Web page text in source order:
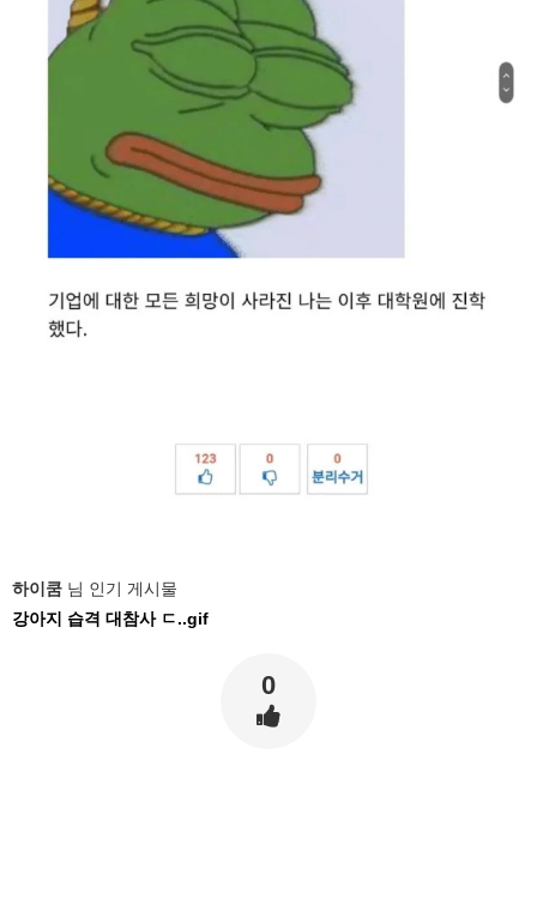
하이쿰 님 인기 게시물
강아지 습격 대참사 ㄷ..gif
0